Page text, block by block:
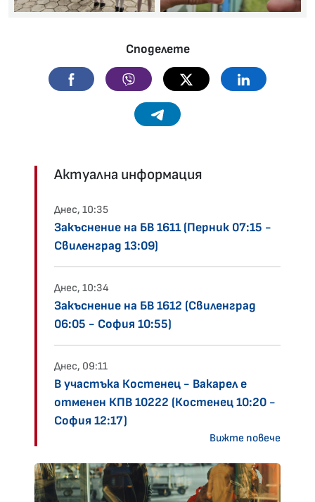
Споделете
Facebook Viber Twitter Linkedin
Telegram
Актуална информация
Днес, 10:35
Закъснение на БВ 1611 (Перник 07:15 -
Свиленград 13:09)
Днес, 10:34
Закъснение на БВ 1612 (Свиленград
06:05 - София 10:55)
Днес, 09:11
В участъка Костенец - Вакарел е
отменен КПВ 10222 (Костенец 10:20 -
София 12:17)
Вижте повече